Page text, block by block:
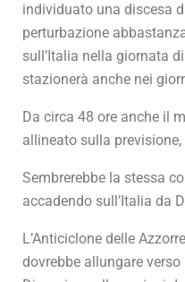
individuato una discesa
perturbazione
sull’Italia nella giornata
stazionerà anche nei
Da circa 48 ore anche il
allineato sulla
Sembrerebbe la stessa
accadendo sull’Italia da
L’Anticiclone delle
dovrebbe allungare